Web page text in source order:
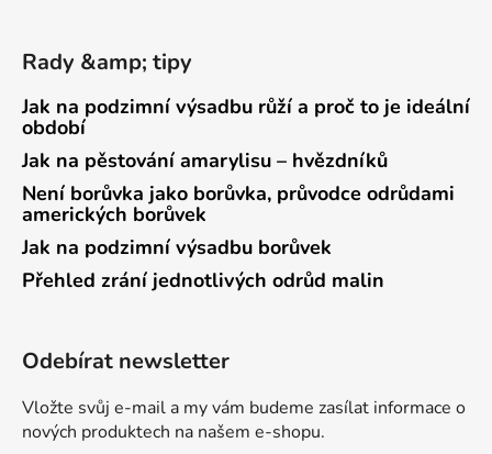
Rady &amp; tipy
Jak na podzimní výsadbu růží a proč to je ideální
období
Jak na pěstování amarylisu – hvězdníků
Není borůvka jako borůvka, průvodce odrůdami
amerických borůvek
Jak na podzimní výsadbu borůvek
Přehled zrání jednotlivých odrůd malin
Odebírat newsletter
Vložte svůj e-mail a my vám budeme zasílat informace o
nových produktech na našem e-shopu.